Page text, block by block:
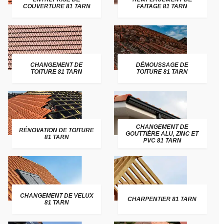
COUVERTURE 81 TARN
FAITAGE 81 TARN
CHANGEMENT DE
TOITURE 81 TARN
DÉMOUSSAGE DE
TOITURE 81 TARN
RÉNOVATION DE TOITURE
81 TARN
CHANGEMENT DE
GOUTTIÈRE ALU, ZINC ET
PVC 81 TARN
CHANGEMENT DE VELUX
81 TARN
CHARPENTIER 81 TARN